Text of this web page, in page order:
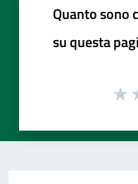
Quanto sono
su questa